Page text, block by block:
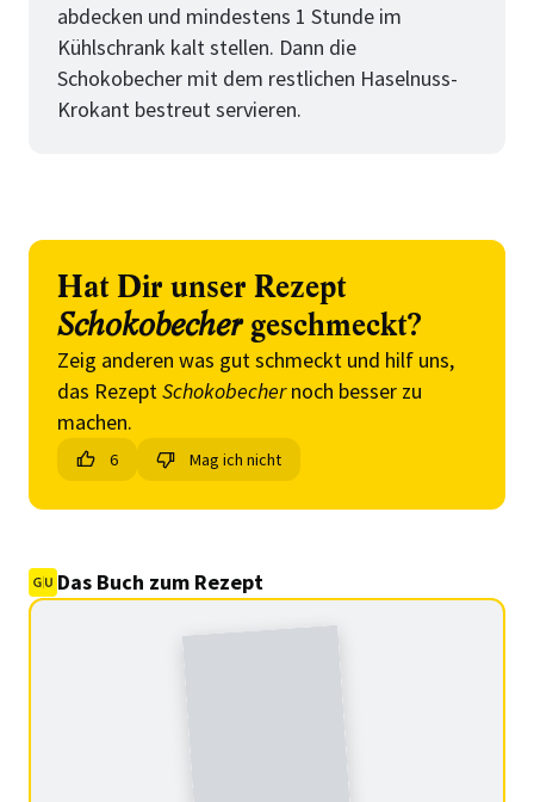
abdecken und mindestens 1 Stunde im
Kühlschrank kalt stellen. Dann die
Schokobecher mit dem restlichen Haselnuss-
Krokant bestreut servieren.
Hat Dir unser Rezept
Schokobechergeschmeckt?
Zeig anderen was gut schmeckt und hilf uns,
das RezeptSchokobechernoch besser zu
machen.
6 Mag ich nicht
Das Buch zum Rezept